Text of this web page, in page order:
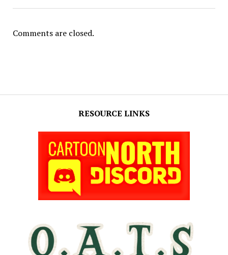
RESOURCE LINKS
Comments are closed.